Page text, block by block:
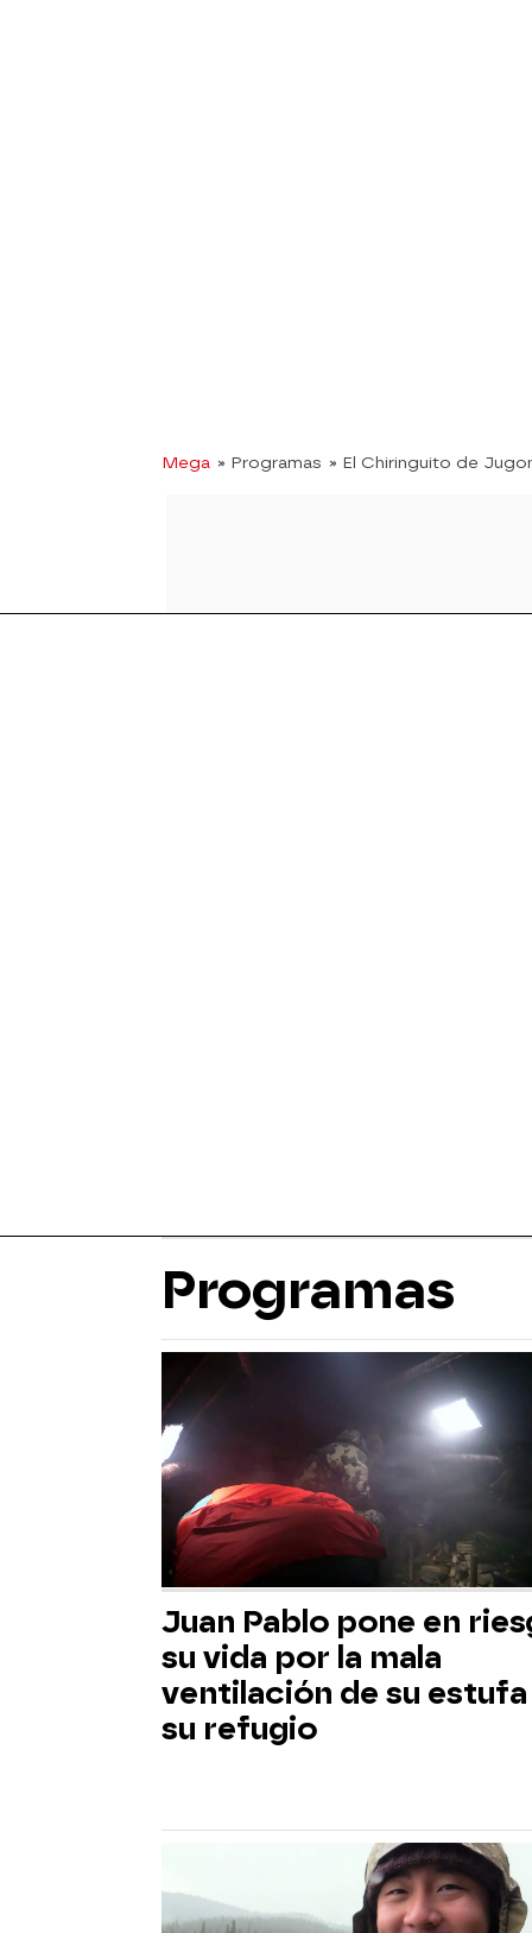
Mega » Programas » El Chiringuito de
Programas
Juan Pablo pone en
su vida por la mala
ventilación de su estufa
su refugio